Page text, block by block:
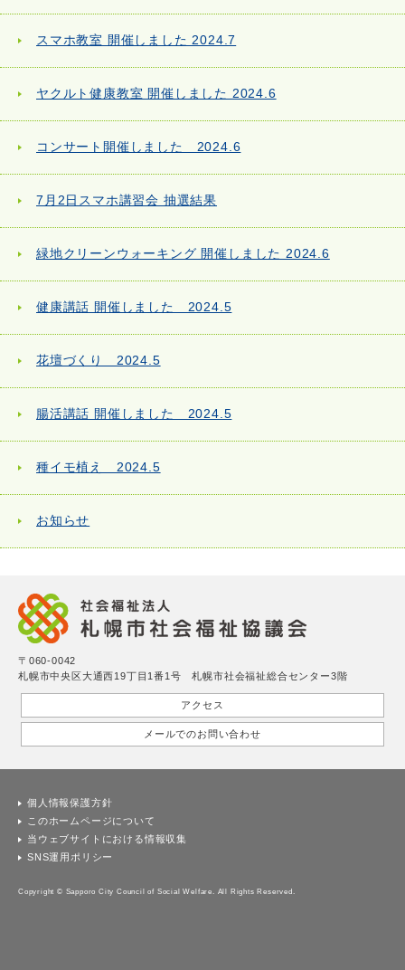
スマホ教室 開催しました 2024.7
ヤクルト健康教室 開催しました 2024.6
コンサート開催しました 2024.6
7月2日スマホ講習会 抽選結果
緑地クリーンウォーキング 開催しました 2024.6
健康講話 開催しました 2024.5
花壇づくり 2024.5
腸活講話 開催しました 2024.5
種イモ植え 2024.5
お知らせ
〒060-0042
札幌市中央区大通西19丁目1番1号 札幌市社会福祉総合センター3階
アクセス
メールでのお問い合わせ
個人情報保護方針
このホームページについて
当ウェブサイトにおける情報収集
SNS運用ポリシー
Copyright © Sapporo City Council of Social Welfare. All Rights Reserved.